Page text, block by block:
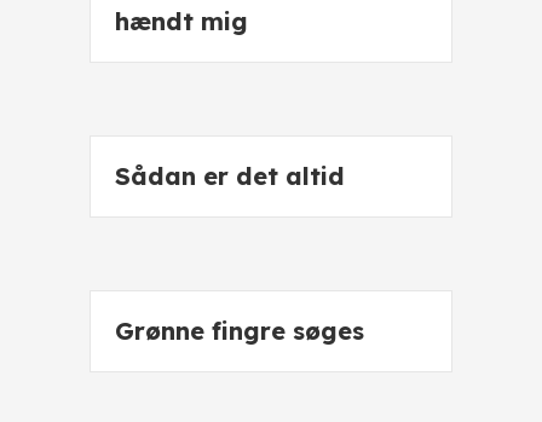
hændt mig
Sådan er det altid
Grønne fingre søges